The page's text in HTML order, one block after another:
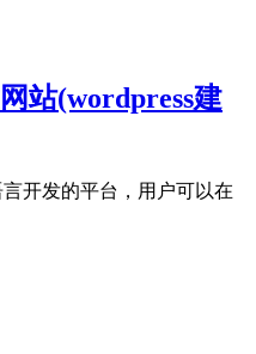
站(wordpress建
言开发的平台，用户可以在